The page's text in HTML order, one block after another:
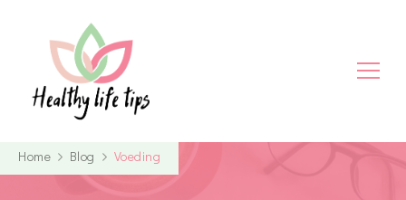
Home Blog Voeding